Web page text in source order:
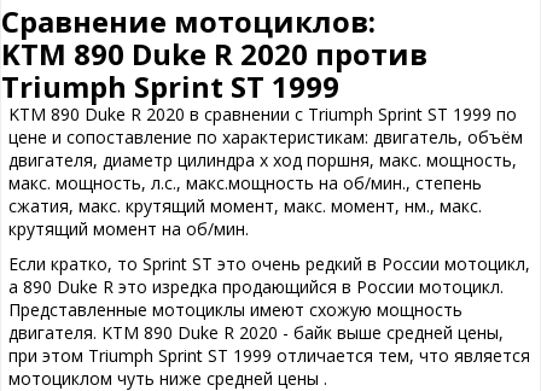
Сравнение мотоциклов:
KTM 890 Duke R 2020 против
Triumph Sprint ST 1999
KTM 890 Duke R 2020 в сравнении с Triumph Sprint ST 1999 по
цене и сопоставление по характеристикам: двигатель, объём
двигателя, диаметр цилиндра х ход поршня, макс. мощность,
макс. мощность, л.с., макс.мощность на об/мин., степень
сжатия, макс. крутящий момент, макс. момент, нм., макс.
крутящий момент на об/мин.
Если кратко, то Sprint ST это очень редкий в России мотоцикл,
а 890 Duke R это изредка продающийся в России мотоцикл.
Представленные мотоциклы имеют схожую мощность
двигателя. KTM 890 Duke R 2020 - байк выше средней цены,
при этом Triumph Sprint ST 1999 отличается тем, что является
мотоциклом чуть ниже средней цены .